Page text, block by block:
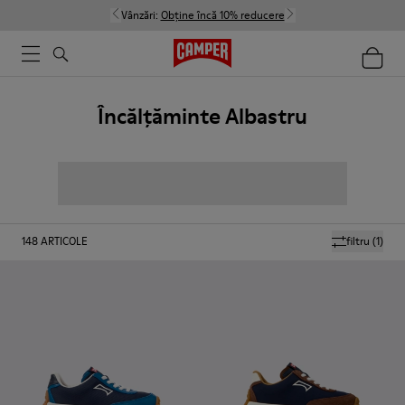
Vânzări: Obține încă 10% reducere
Încălțăminte Albastru
filtru (1)
148ARTICOLE